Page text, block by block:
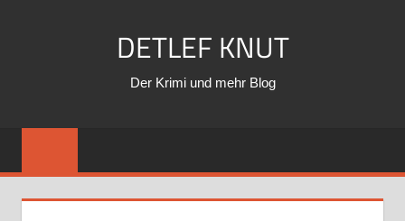
DETLEF KNUT
Der Krimi und mehr Blog